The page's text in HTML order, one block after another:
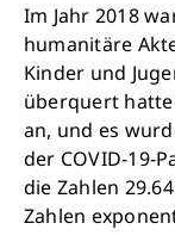
Im Jahr 2018
humanitäre
Kinder und
überquert
an, und es
der COVID-19-
die Zahlen
Zahlen